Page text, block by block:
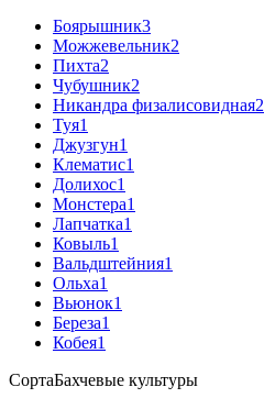
Боярышник3
Можжевельник2
Пихта2
Чубушник2
Никандра физалисовидная2
Туя1
Джузгун1
Клематис1
Долихос1
Монстера1
Лапчатка1
Ковыль1
Вальдштейния1
Ольха1
Вьюнок1
Береза1
Кобея1
СортаБахчевые культуры